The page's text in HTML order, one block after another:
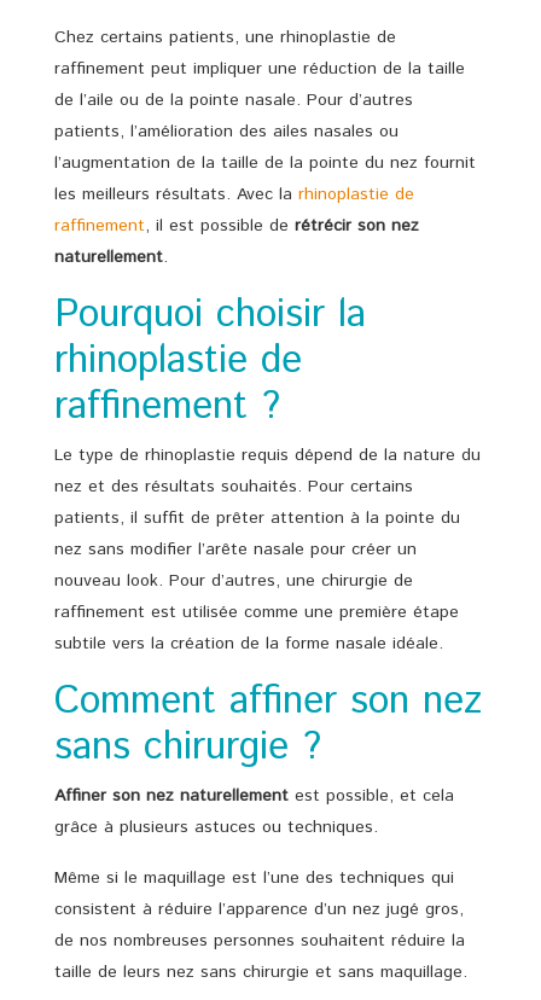
Chez certains patients, une rhinoplastie de
raffinement peut impliquer une réduction de la taille
de l’aile ou de la pointe nasale. Pour d’autres
patients, l’amélioration des ailes nasales ou
l’augmentation de la taille de la pointe du nez fournit
les meilleurs résultats. Avec la rhinoplastie de
raffinement, il est possible de rétrécir son nez
naturellement.
Pourquoi choisir la
rhinoplastie de
raffinement ?
Le type de rhinoplastie requis dépend de la nature du
nez et des résultats souhaités. Pour certains
patients, il suffit de prêter attention à la pointe du
nez sans modifier l’arête nasale pour créer un
nouveau look. Pour d’autres, une chirurgie de
raffinement est utilisée comme une première étape
subtile vers la création de la forme nasale idéale.
Comment affiner son nez
sans chirurgie ?
Affiner son nez naturellement est possible, et cela
grâce à plusieurs astuces ou techniques.
Même si le maquillage est l’une des techniques qui
consistent à réduire l’apparence d’un nez jugé gros,
de nos nombreuses personnes souhaitent réduire la
taille de leurs nez sans chirurgie et sans maquillage.